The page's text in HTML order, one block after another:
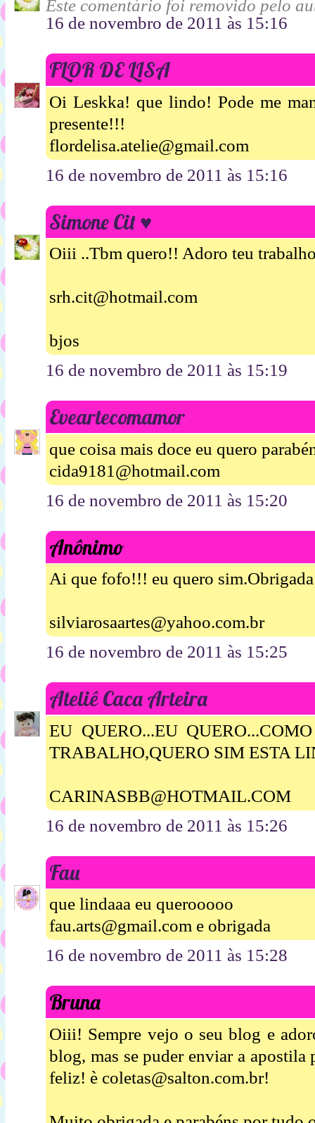
Este comentário foi removido pelo
16 de novembro de 2011 às 15:16
FLOR DE LISA
Oi Leskka! que lindo! Pode me
presente!!!
flordelisa.atelie@gmail.com
16 de novembro de 2011 às 15:16
Simone Cit ♥
Oiii ..Tbm quero!! Adoro teu
srh.cit@hotmail.com
bjos
16 de novembro de 2011 às 15:19
Eveartecomamor
que coisa mais doce eu quero
cida9181@hotmail.com
16 de novembro de 2011 às 15:20
Anônimo
Ai que fofo!!! eu quero
silviarosaartes@yahoo.com.br
16 de novembro de 2011 às 15:25
Ateliê Caca Arteira
EU QUERO...EU
TRABALHO,QUERO SIM ESTA
CARINASBB@HOTMAIL.COM
16 de novembro de 2011 às 15:26
Fau
que lindaaa eu querooooo
fau.arts@gmail.com e obrigada
16 de novembro de 2011 às 15:28
Bruna
Oiii! Sempre vejo o seu blog e
blog, mas se puder enviar a
feliz! è coletas@salton.com.br!